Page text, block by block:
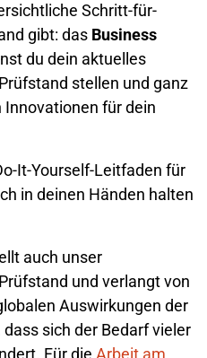
Schritt-für-
gibt: das Business
du dein aktuelles
stellen und ganz
Innovationen für dein
It-Yourself-Leitfaden für
in deinen Händen halten
auch unser
und verlangt von
Auswirkungen der
sich der Bedarf vieler
Für die Arbeit am